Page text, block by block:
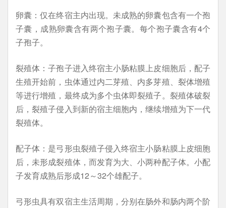
卵囊：仅在终宿主内出现。未成熟的卵囊包含有一个孢
子囊，成熟卵囊含有两个孢子囊。每个孢子囊含有4个
子孢子。
裂殖体：子孢子进入终宿主小肠粘膜上皮细胞后，配子
生殖开始前，虫体通过内二芽殖、内多芽殖、裂体增殖
等进行增殖，最终成为多个虫体即裂殖子。裂殖体破裂
后，裂殖子侵入到新的宿主细胞内，继续增殖为下一代
裂殖体。
配子体：是弓形虫裂殖子侵入终宿主小肠粘膜上皮细胞
后，未形成裂殖体，而发育为大、小两种配子体。小配
子发育成熟后形成12～32个雄配子。
弓形虫具有双宿主生活周期，分别在肠外和肠内两个阶